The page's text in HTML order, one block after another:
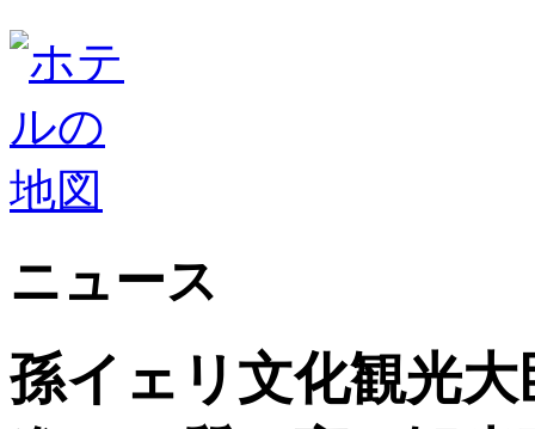
ニュース
孫イェリ文化観光